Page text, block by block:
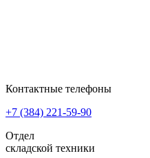
Контактные телефоны
+7 (384) 221-59-90
Отдел
складской техники